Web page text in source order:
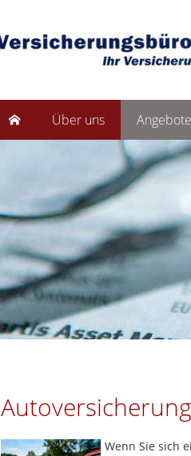
Über uns
Autoversicherung
Wenn Sie sich